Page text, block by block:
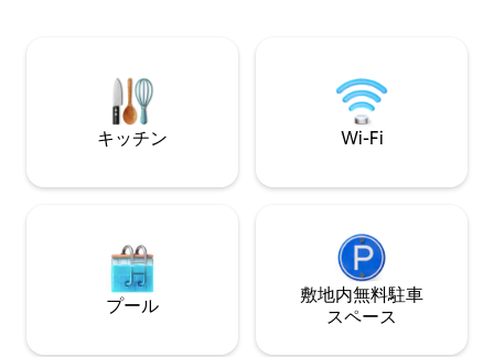
メラ島の素晴らしい景色を楽しむことが
できる素晴らしいテラス。 暑い日に食事
をしてテイデ山の景色を楽しむためのサ
トは、大人3人と
です。
キッチン Wi-Fi
プール
敷地内無料駐⁠車
ス⁠ペ⁠ー⁠ス